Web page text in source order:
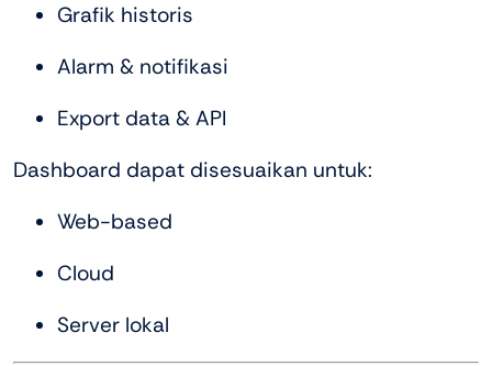
Grafik historis
Alarm & notifikasi
Export data & API
Dashboard dapat disesuaikan untuk:
Web-based
Cloud
Server lokal